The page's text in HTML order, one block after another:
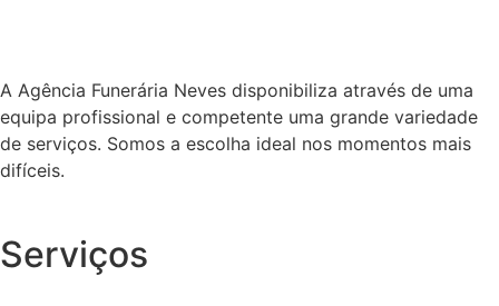
A Agência Funerária Neves disponibiliza através de uma
equipa profissional e competente uma grande variedade
de serviços. Somos a escolha ideal nos momentos mais
difíceis.
Serviços